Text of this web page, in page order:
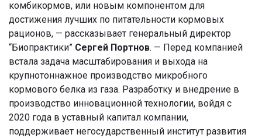
комбикормов, или новым компонентом для
достижения лучших по питательности кормовых
рационов, — рассказывает генеральный директор
“Биопрактики” Сергей Портнов. — Перед компанией
встала задача масштабирования и выхода на
крупнотоннажное производство микробного
кормового белка из газа. Разработку и внедрение в
производство инновационной технологии, войдя с
2020 года в уставный капитал компании,
поддерживает негосударственный институт развития